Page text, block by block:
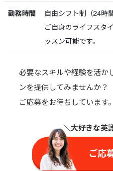
勤務時間
自由シフト制（24時
ご自身のライフスタ
ッスン可能です。
必要なスキルや経験を活か
ンを提供してみませんか？
ご応募をお待ちしています。
＼大好きな英
ご応